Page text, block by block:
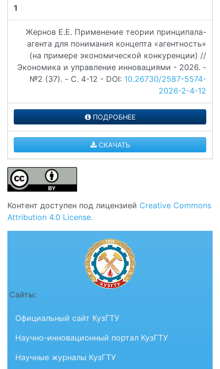
1
Жернов Е.Е. Применение теории принципала-
агента для понимания концепта «агентность»
(на примере экономической конкуренции) //
Экономика и управление инновациями - 2026. -
№2 (37). - C. 4-12 - DOI: 10.26730/2587-5574-
2026-2-4-12
ПОДРОБНЕЕ
СКАЧАТЬ
Контент доступен под лицензией Creative Commons
Attribution 4.0 License.
Сайты:
Официальный сайт КузГТУ
Научно-инновационный портал КузГТУ
Научные журналы КузГТУ